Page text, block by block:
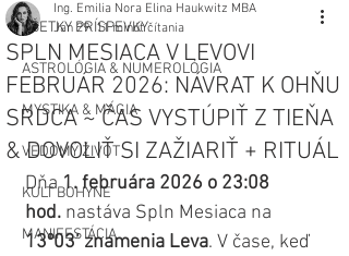
VŠETKY PRÍSPEVKY
ASTROLÓGIA & NUMEROLÓGIA
MYSTIKA & MÁGIA
VEDOMÝ ŽIVOT
KULT BOHYNE
MANIFESTÁCIA
SPLN MESIACA V LEVOVI
FEBRUÁR 2026: NÁVRAT K OHŇU
SRDCA ~ ČAS VYSTÚPIŤ Z TIEŇA
& DOVOLIŤ SI ZAŽIARIŤ + RITUÁL
Ing. Emilia Nora Elina Haukwitz MBA
Jan 29 11 minút čítania
Dňa 1. februára 2026 o 23:08
hod. nastáva Spln Mesiaca na
13º03’ znamenia Leva. V čase, keď